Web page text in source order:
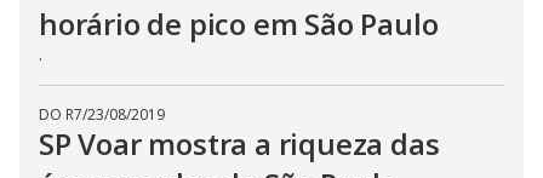
horário de pico em São Paulo
.
DO R7/23/08/2019
SP Voar mostra a riqueza das